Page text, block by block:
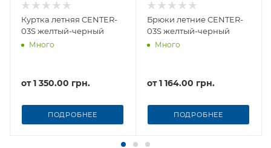
Куртка летняя CENTER-
03S желтый-черный
Много
от1 350.00 грн.
ПОДРОБНЕЕ
Брюки летние CENTER-
03S желтый-черный
Много
от1 164.00 грн.
ПОДРОБНЕЕ